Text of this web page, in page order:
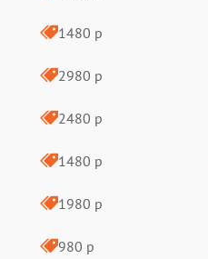
1480 р
2980 р
2480 р
1480 р
1980 р
980 р